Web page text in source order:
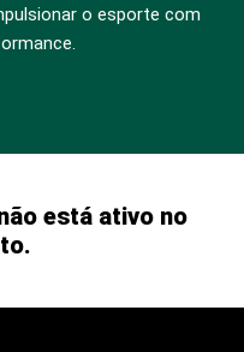
o esporte com
está ativo no